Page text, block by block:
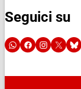
Seguici su